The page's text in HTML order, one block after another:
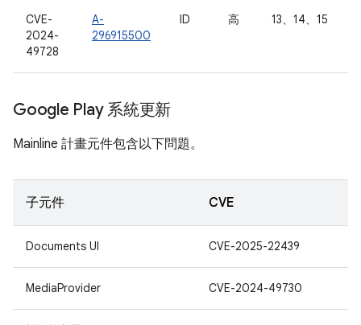
CVE-
2024-
49728
A-
296915500
ID 高 13、14、15
Google Play 系統更新
Mainline 計畫元件包含以下問題。
子元件 CVE
Documents UI CVE-2025-22439
MediaProvider CVE-2024-49730